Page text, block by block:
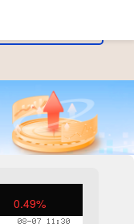
0.49%